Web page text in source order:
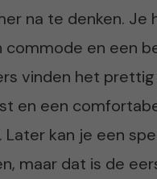
na te denken. Je
commode en een
vinden het
en een
kan je een
maar dat is de